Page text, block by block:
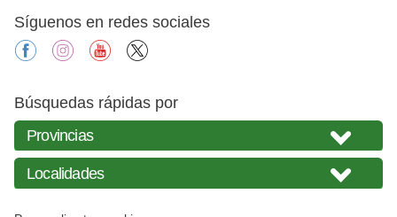
Síguenos en redes sociales
facebookinstagramyoutube
Búsquedas rápidas por